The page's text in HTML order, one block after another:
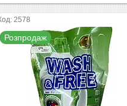
2578
Розпродаж